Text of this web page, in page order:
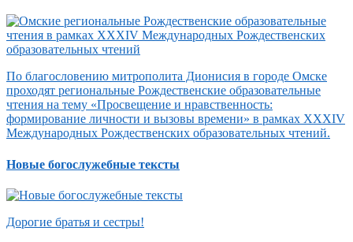
По благословению митрополита Дионисия в городе Омске
проходят региональные Рождественские образовательные
чтения на тему «Просвещение и нравственность:
формирование личности и вызовы времени» в рамках XXXIV
Международных Рождественских образовательных чтений.
Новые богослужебные тексты
Дорогие братья и сестры!